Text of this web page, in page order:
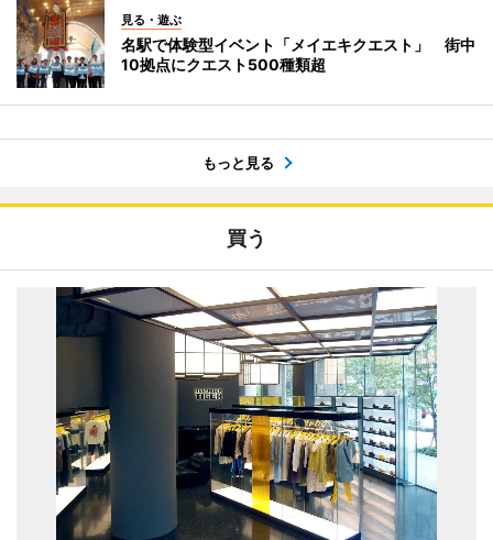
見る・遊ぶ
名駅で体験型イベント「メイエキクエスト」 街中
10拠点にクエスト500種類超
もっと見る
買う